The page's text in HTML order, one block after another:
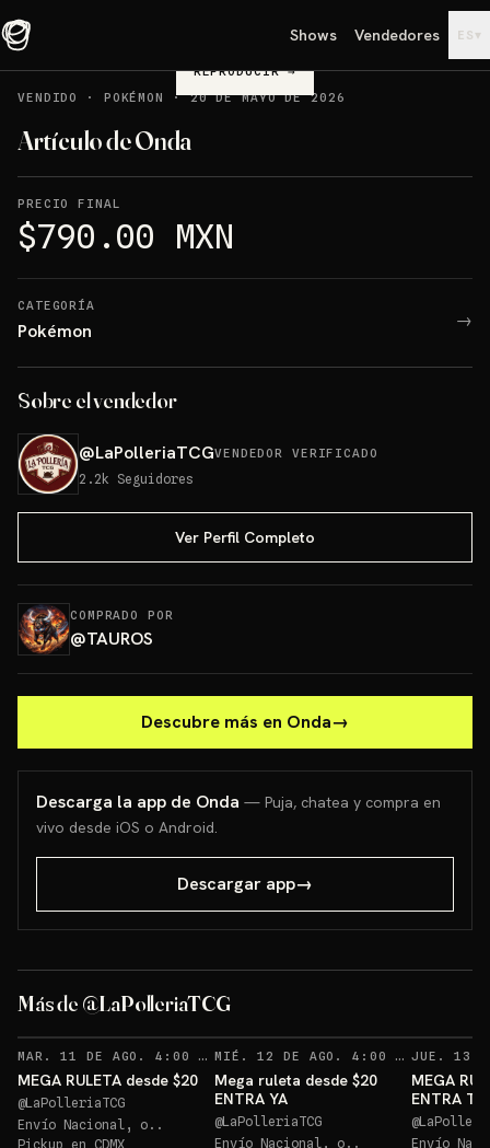
Shows Vendedores ES ▾
REPRODUCIR→
VENDIDO
· POKÉMON ·20 DE MAYO DE 2026
Artículo de Onda
PRECIO FINAL
$790.00 MXN
CATEGORÍA
Pokémon →
Sobre el vendedor
@LaPolleriaTCGVENDEDOR VERIFICADO
2.2k Seguidores
Ver Perfil Completo
COMPRADO POR
@TAUROS
Descubre más en Onda→
Descarga la app de Onda — Puja, chatea y compra en
vivo desde iOS o Android.
Descargar app→
Más de @LaPolleriaTCG
MAR. 11 DE AGO. 4:00 AM · 162RECORDATORIOS
MEGA RULETA desde $20
@LaPolleriaTCG
Envío Nacional, o..
Pickup en CDMX
MIÉ. 12 DE AGO. 4:00 AM · 147
Mega ruleta desde $20
ENTRA YA
@LaPolleriaTCG
Envío Nacional, o..
MEGA
ENTRA T
@
Envío